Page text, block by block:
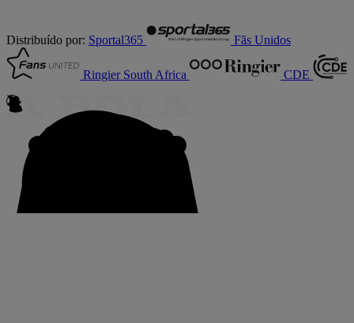
Distribuído por: Sportal365 Fãs Unidos
Ringier South Africa CDE